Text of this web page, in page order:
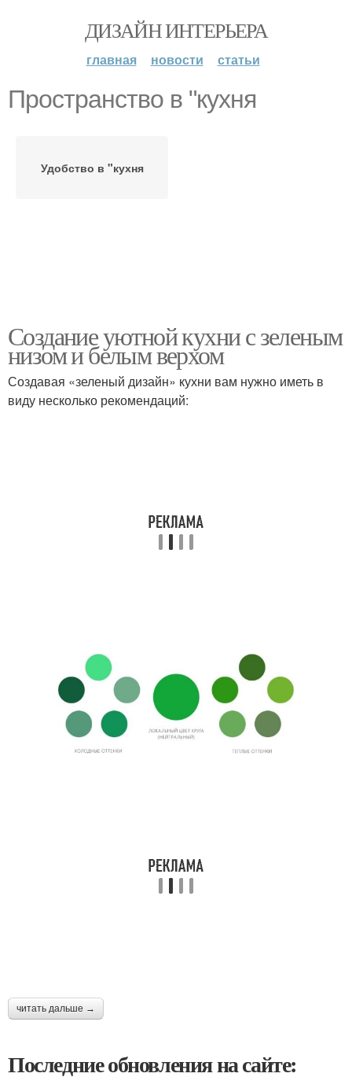
ДИЗАЙН ИНТЕРЬЕРА
главная новости статьи
Пространство в "кухня
Удобство в "кухня
Создание уютной кухни с зеленым
низом и белым верхом
Создавая «зеленый дизайн» кухни вам нужно иметь в
виду несколько рекомендаций:
читать дальше →
Последние обновления на сайте: